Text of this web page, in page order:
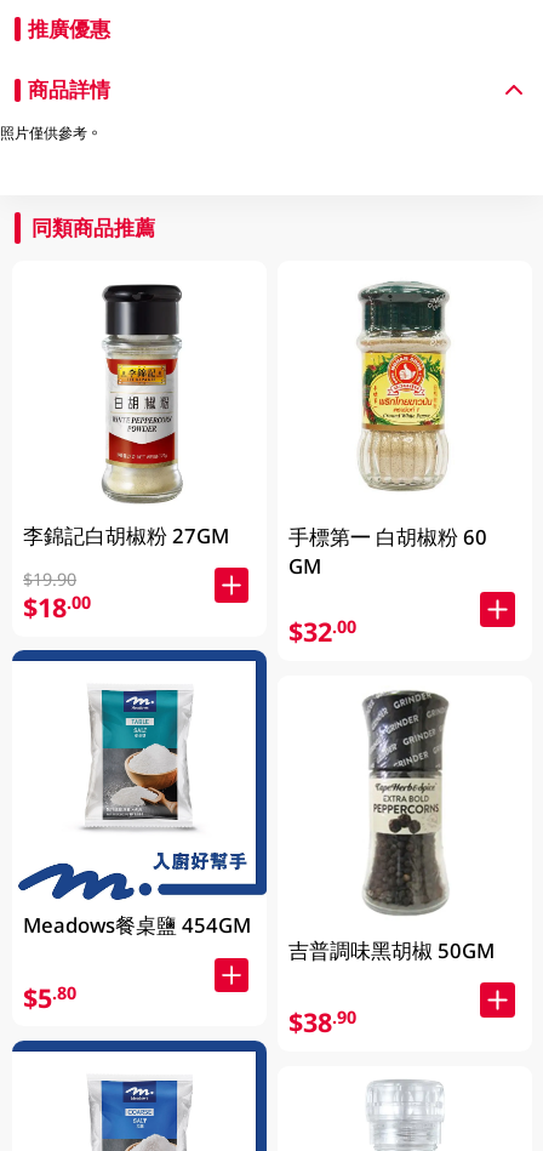
推廣優惠
商品詳情
照片僅供參考。
同類商品推薦
李錦記白胡椒粉 27GM
$19.90
$18.00
Meadows餐桌鹽 454GM
$5.80
手標第一 白胡椒粉 60
GM
$32.00
吉普調味黑胡椒 50GM
$38.90